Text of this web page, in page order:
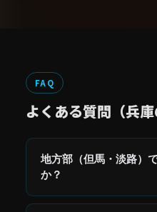
FAQ
よくある質問（兵庫
地方部（但馬・淡路）
か？
はい。オンラインでの対